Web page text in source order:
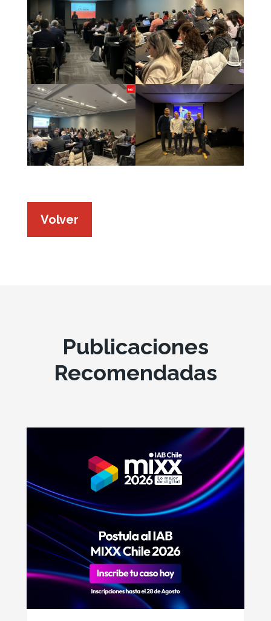
Volver
Publicaciones
Recomendadas